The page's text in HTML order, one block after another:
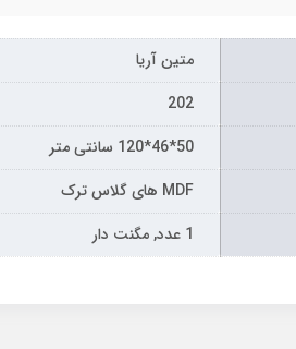
متین آریا
202
50*46*120 سانتی متر
MDF های گلاس ترک
1 عدد, مگنت دار